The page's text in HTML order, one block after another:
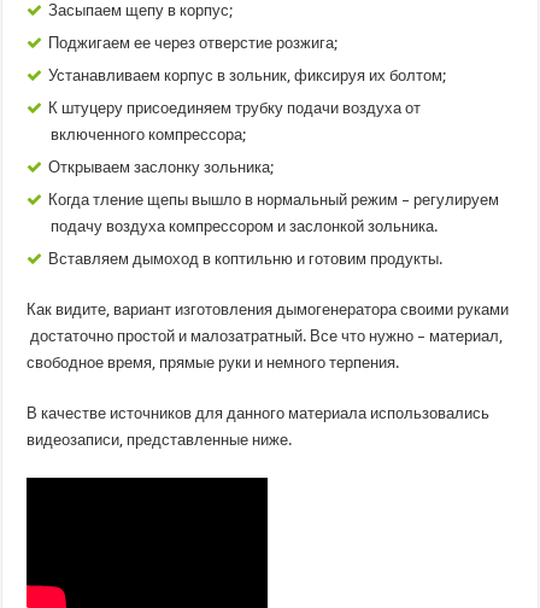
Засыпаем щепу в корпус;
Поджигаем ее через отверстие розжига;
Устанавливаем корпус в зольник, фиксируя их болтом;
К штуцеру присоединяем трубку подачи воздуха от
включенного компрессора;
Открываем заслонку зольника;
Когда тление щепы вышло в нормальный режим – регулируем
подачу воздуха компрессором и заслонкой зольника.
Вставляем дымоход в коптильню и готовим продукты.
Как видите, вариант изготовления дымогенератора своими руками
достаточно простой и малозатратный. Все что нужно – материал,
свободное время, прямые руки и немного терпения.
В качестве источников для данного материала использовались
видеозаписи, представленные ниже.